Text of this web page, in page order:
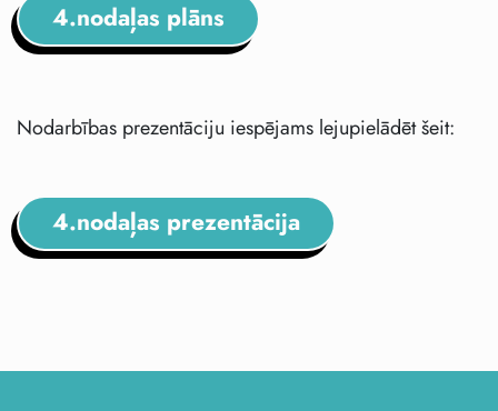
4.nodaļas plāns
Nodarbības prezentāciju iespējams lejupielādēt šeit:
4.nodaļas prezentācija